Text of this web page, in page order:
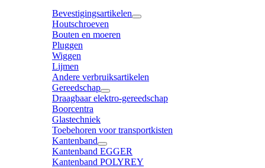
Bevestigingsartikelen
Houtschroeven
Bouten en moeren
Pluggen
Wiggen
Lijmen
Andere verbruiksartikelen
Gereedschap
Draagbaar elektro-gereedschap
Boorcentra
Glastechniek
Toebehoren voor transportkisten
Kantenband
Kantenband EGGER
Kantenband POLYREY